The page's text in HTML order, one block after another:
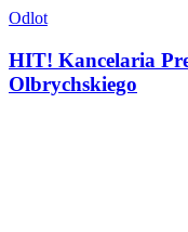
Odlot
HIT! Kancelaria
Olbrychskiego